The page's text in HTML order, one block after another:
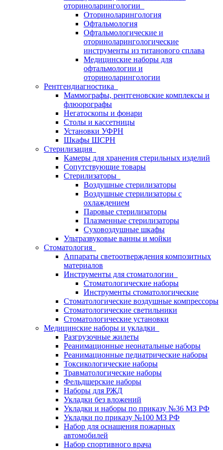
оториноларингологии
Оториноларингология
Офтальмология
Офтальмологические и
оториноларингологические
инструменты из титанового сплава
Медицинские наборы для
офтальмологии и
оториноларингологии
Рентгендиагностика
Маммографы, рентгеновские комплексы и
флюорографы
Негатоскопы и фонари
Столы и кассетницы
Установки УФРН
Шкафы ШСРН
Стерилизация
Камеры для хранения стерильных изделий
Сопутствующие товары
Стерилизаторы
Воздушные стерилизаторы
Воздушные стерилизаторы с
охлаждением
Паровые стерилизаторы
Плазменные стерилизаторы
Суховоздушные шкафы
Ультразвуковые ванны и мойки
Стоматология
Аппараты светоотверждения композитных
материалов
Инструменты для стоматологии
Стоматологические наборы
Инструменты стоматологические
Стоматологические воздушные компрессоры
Стоматологические светильники
Стоматологические установки
Медицинские наборы и укладки
Разгрузочные жилеты
Реанимационные неонатальные наборы
Реанимационные педиатрические наборы
Токсикологические наборы
Травматологические наборы
Фельдшерские наборы
Наборы для РЖД
Укладки без вложений
Укладки и наборы по приказу №36 МЗ РФ
Укладки по приказу №100 МЗ РФ
Набор для оснащения пожарных
автомобилей
Набор спортивного врача